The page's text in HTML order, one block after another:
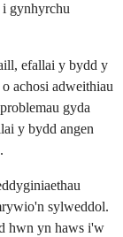
i gynhyrchu
efallai y bydd y
achosi adweithiau
gyda
y bydd angen
sylweddol.
hwn yn haws i'w